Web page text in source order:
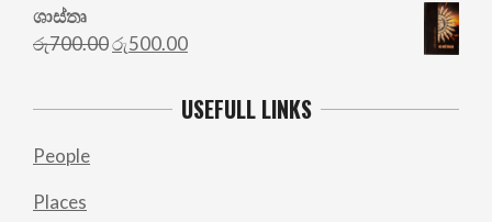
ශාස්තෘ
රු700.00Original
රු700.00.
රු500.00Current
is:
රු500.00.
USEFULL LINKS
People
Places